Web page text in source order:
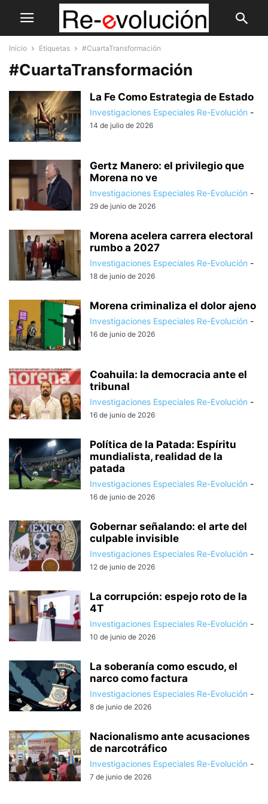
Inicio Etiquetas #CuartaTransformación
#CuartaTransformación
La Fe Como Estrategia de Estado
Investigaciones Especiales Re-Evolución -
14 de julio de 2026
Gertz Manero: el privilegio que
Morena no ve
Investigaciones Especiales Re-Evolución -
29 de junio de 2026
Morena acelera carrera electoral
rumbo a 2027
Investigaciones Especiales Re-Evolución -
18 de junio de 2026
Morena criminaliza el dolor ajeno
Investigaciones Especiales Re-Evolución -
16 de junio de 2026
Coahuila: la democracia ante el
tribunal
Investigaciones Especiales Re-Evolución -
16 de junio de 2026
Política de la Patada: Espíritu
mundialista, realidad de la
patada
Investigaciones Especiales Re-Evolución -
16 de junio de 2026
Gobernar señalando: el arte del
culpable invisible
Investigaciones Especiales Re-Evolución -
12 de junio de 2026
La corrupción: espejo roto de la
4T
Investigaciones Especiales Re-Evolución -
10 de junio de 2026
La soberanía como escudo, el
narco como factura
Investigaciones Especiales Re-Evolución -
8 de junio de 2026
Nacionalismo ante acusaciones
de narcotráfico
Investigaciones Especiales Re-Evolución -
7 de junio de 2026